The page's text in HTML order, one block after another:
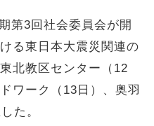
第3回社会委員会が開
る東日本大震災関連の
北教区センター（12
ワーク（13日）、奥羽
た。